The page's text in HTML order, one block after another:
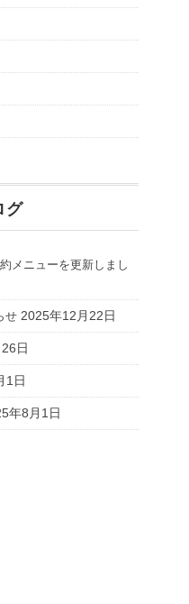
グ
メニューを更新しまし
せ 2025年12月22日
日
1日
年8月1日